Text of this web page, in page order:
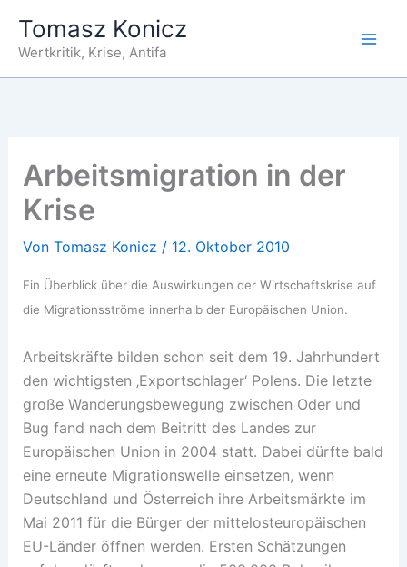
Inhalt
springen
Tomasz Konicz
Wertkritik, Krise, Antifa
Arbeitsmigration in der
Krise
Von Tomasz Konicz / 12. Oktober 2010
Ein Überblick über die Auswirkungen der Wirtschaftskrise auf
die Migrationsströme innerhalb der Europäischen Union.
Arbeitskräfte bilden schon seit dem 19. Jahrhundert
den wichtigsten ‚Exportschlager‘ Polens. Die letzte
große Wanderungsbewegung zwischen Oder und
Bug fand nach dem Beitritt des Landes zur
Europäischen Union in 2004 statt. Dabei dürfte bald
eine erneute Migrationswelle einsetzen, wenn
Deutschland und Österreich ihre Arbeitsmärkte im
Mai 2011 für die Bürger der mittelosteuropäischen
EU-Länder öffnen werden. Ersten Schätzungen